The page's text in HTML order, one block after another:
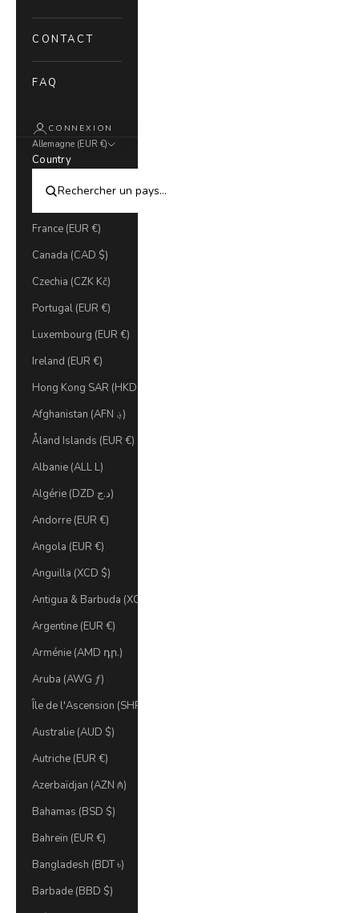
CONTACT
FAQ
CONNEXION
Allemagne (EUR €)
Country
France (EUR €)
Canada (CAD $)
Czechia (CZK Kč)
Portugal (EUR €)
Luxembourg (EUR €)
Ireland (EUR €)
Hong Kong SAR (HKD $)
Afghanistan (AFN ؋)
Åland Islands (EUR €)
Albanie (ALL L)
Algérie (DZD د.ج)
Andorre (EUR €)
Angola (EUR €)
Anguilla (XCD $)
Antigua & Barbuda (XCD $)
Argentine (EUR €)
Arménie (AMD դր.)
Aruba (AWG ƒ)
Île de l'Ascension (SHP £)
Australie (AUD $)
Autriche (EUR €)
Azerbaïdjan (AZN ₼)
Bahamas (BSD $)
Bahreïn (EUR €)
Bangladesh (BDT ৳)
Barbade (BBD $)